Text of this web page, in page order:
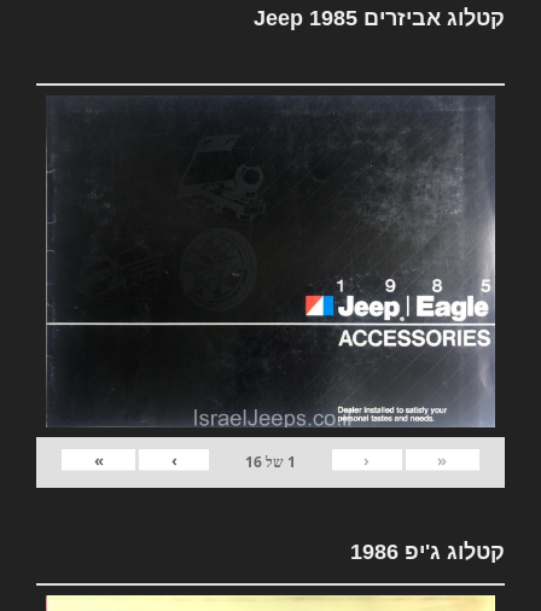
קטלוג אביזרים Jeep 1985
«
‹
1 של16
›
»
קטלוג ג'יפ 1986